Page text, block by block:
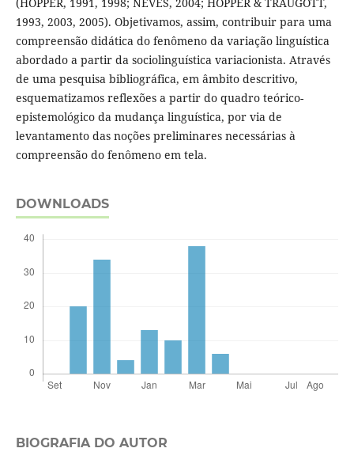
1993, 2003, 2005). Objetivamos, assim, contribuir para uma
compreensão didática do fenômeno da variação linguística
abordado a partir da sociolinguística variacionista. Através
de uma pesquisa bibliográfica, em âmbito descritivo,
esquematizamos reflexões a partir do quadro teórico-
epistemológico da mudança linguística, por via de
levantamento das noções preliminares necessárias à
compreensão do fenômeno em tela.
DOWNLOADS
BIOGRAFIA DO AUTOR